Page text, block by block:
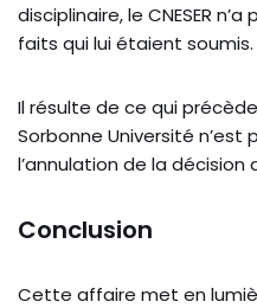
disciplinaire, le CNESER
faits qui lui étaient soumis.
Il résulte de ce qui
Sorbonne Université
l’annulation de la décision
Conclusion
Cette affaire met en